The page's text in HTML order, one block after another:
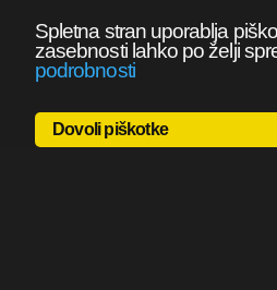
Spletna stran uporablja
zasebnosti lahko po želji
podrobnosti
Dovoli piškotke